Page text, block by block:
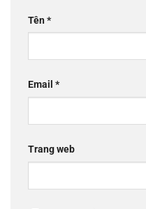
Tên *
Email *
Trang web